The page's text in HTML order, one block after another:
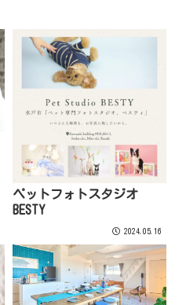
ペットフォトスタジオ
BESTY
2024.05.16